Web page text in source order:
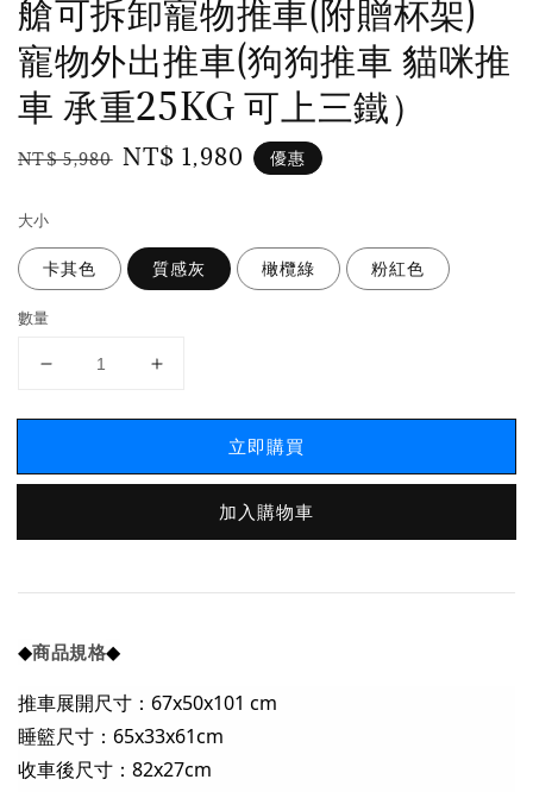
艙可拆卸寵物推車(附贈杯架)
寵物外出推車(狗狗推車 貓咪推
車 承重25KG 可上三鐵）
Regular
NT$ 5,980 Sale
NT$ 1,980 優惠
大小
卡其色 質感灰 橄欖綠 粉紅色
數量
立即購買
加入購物車
◆商品規格◆
推車展開尺寸：67x50x101 cm
睡籃尺寸：65x33x61cm
收車後尺寸：82x27cm